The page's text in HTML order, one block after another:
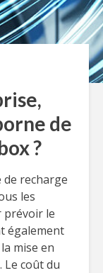
de
?
de recharge
les
prévoir le
également
mise en
Le coût du